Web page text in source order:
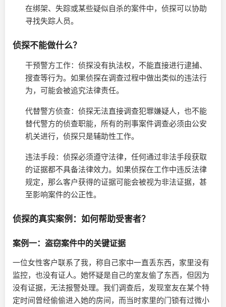
在绑架、失踪或某些疑似自杀的案件中，侦探可以协助
寻找失踪人员。
侦探不能做什么？
干预警方工作：侦探没有执法权，不能直接进行逮捕、
搜查等行为。如果侦探在调查过程中做出类似的违法行
为，可能会被追究法律责任。
代替警方侦查：侦探无法直接调查犯罪嫌疑人，也不能
替代警方的侦查职能，所有的刑事案件调查必须由公安
机关进行，侦探只是辅助性工作。
违法手段：侦探必须遵守法律，任何通过非法手段获取
的证据都不具备法律效力。如果侦探在工作中违反法律
规定，那么客户获得的证据可能会被视为非法证据，甚
至影响案件的公正性。
侦探的真实案例：如何帮助受害者？
案例一：盗窃案件中的关键证据
一位女性客户联系了我，称自己家中一直丢东西，家里没有
监控，也没有证人。她怀疑是自己的室友偷了东西，但因为
没有证据，无法报警处理。我们调查后，发现室友在某个特
定时间曾经偷偷进入她的房间，而当时家里的门锁有过微小